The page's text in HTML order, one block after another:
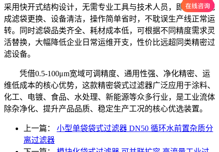
采用快开式结构设计，无需专业工具与技术人员，即可快速完
成滤袋更换、设备清洁，操作简单省时，不耽误生产线正常运
转。同时滤袋品类齐全、耗材成本低，可根据不同精度需求灵
活替换，大幅降低企业日常运维开支，性价比远超同类精密过
滤设备。
凭借0.5-100μm宽域可调精度、通用性强、净化精密、运
维低成本的核心优势，这款精密袋式过滤器广泛应用于涂料、
化工、电镀、食品、水处理、新能源等众多行业，是工业流体
除杂净化、提升产品品质、稳定生产工况的核心优选装置。
上一篇： 小型单袋袋式过滤器 DN50 循环水前置杂质分
离过滤器